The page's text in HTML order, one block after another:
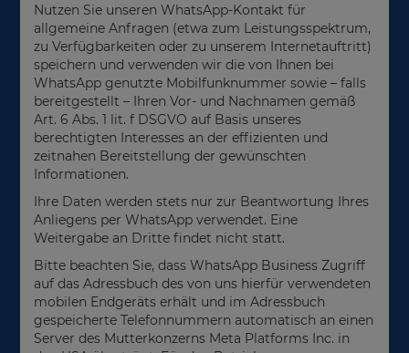
Nutzen Sie unseren WhatsApp-Kontakt für
allgemeine Anfragen (etwa zum Leistungsspektrum,
zu Verfügbarkeiten oder zu unserem Internetauftritt)
speichern und verwenden wir die von Ihnen bei
WhatsApp genutzte Mobilfunknummer sowie – falls
bereitgestellt – Ihren Vor- und Nachnamen gemäß
Art. 6 Abs. 1 lit. f DSGVO auf Basis unseres
berechtigten Interesses an der effizienten und
zeitnahen Bereitstellung der gewünschten
Informationen.
Ihre Daten werden stets nur zur Beantwortung Ihres
Anliegens per WhatsApp verwendet. Eine
Weitergabe an Dritte findet nicht statt.
Bitte beachten Sie, dass WhatsApp Business Zugriff
auf das Adressbuch des von uns hierfür verwendeten
mobilen Endgeräts erhält und im Adressbuch
gespeicherte Telefonnummern automatisch an einen
Server des Mutterkonzerns Meta Platforms Inc. in